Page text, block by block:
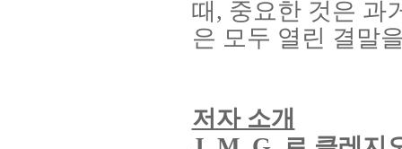
때 , 중요한 것은 과
은 모두 열린 결말
저자 소개